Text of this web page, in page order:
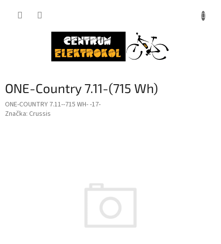
ONE-Country 7.11-(715 Wh)
ONE-COUNTRY 7.11--715 WH- -17-
Značka: Crussis